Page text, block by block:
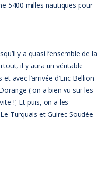
5400 milles nautiques pour
y a quasi l’ensemble de la
il y aura un véritable
avec l’arrivée d’Eric Bellion
( on a bien vu sur les
!) Et puis, on a les
Turquais et Guirec Soudée